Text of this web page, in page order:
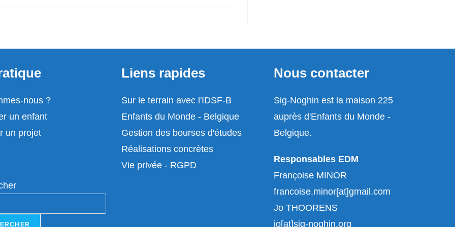
nous ?
un enfant
un projet
Liens rapides
Sur le terrain avec l'IDSF-B
Enfants du Monde - Belgique
Gestion des bourses d'études
Réalisations concrètes
Vie privée - RGPD
Nous contacter
Sig-Noghin est la maison 225
auprès d'Enfants du Monde -
Belgique.
Responsables EDM
Françoise MINOR
francoise.minor[at]gmail.com
Jo THOORENS
jo[at]sig-noghin.org